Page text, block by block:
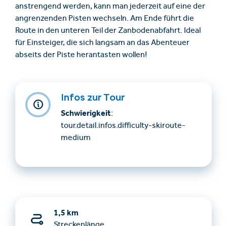
anstrengend werden, kann man jederzeit auf eine der
angrenzenden Pisten wechseln. Am Ende führt die
Route in den unteren Teil der Zanbodenabfahrt. Ideal
für Einsteiger, die sich langsam an das Abenteuer
abseits der Piste herantasten wollen!
Infos zur Tour
Schwierigkeit:
tour.detail.infos.difficulty-skiroute-
medium
1,5 km